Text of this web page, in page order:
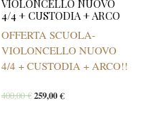
VIOLONCELLO NUOVO
4/4 + CUSTODIA + ARCO
OFFERTA SCUOLA-
VIOLONCELLO NUOVO
4/4 + CUSTODIA + ARCO!!
400,00€259,00€